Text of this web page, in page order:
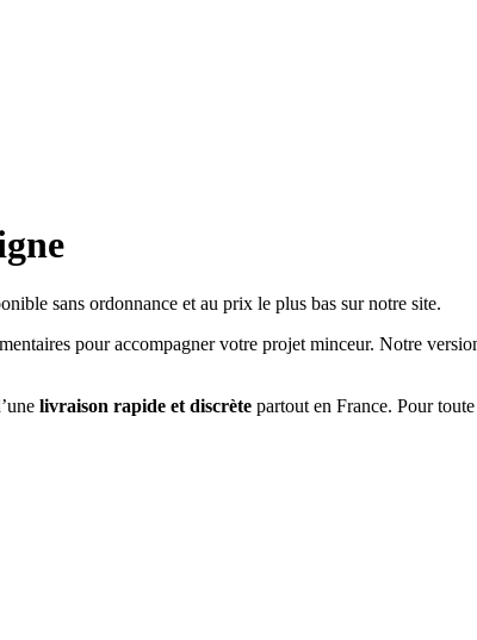
sans ordonnance et au prix le plus bas sur notre site.
pour accompagner votre projet minceur. Notre
livraison rapide et discrète partout en France. Pour